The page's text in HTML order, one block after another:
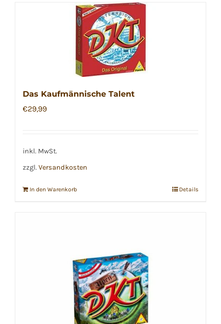
Das Kaufmännische Talent
€29,99
inkl. MwSt.
zzgl. Versandkosten
In den Warenkorb Details